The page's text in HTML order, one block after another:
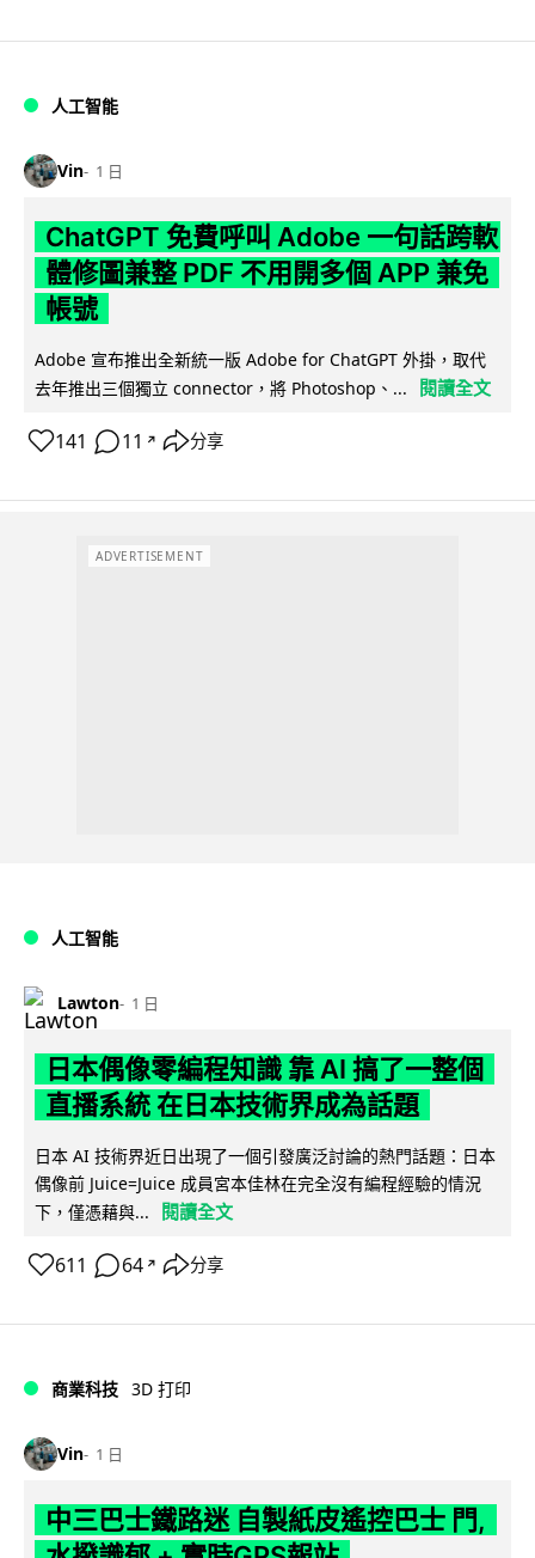
人工智能
Vin 1 日
ChatGPT 免費呼叫 Adobe 一句話跨軟
體修圖兼整 PDF 不用開多個 APP 兼免
帳號
Adobe 宣布推出全新統一版 Adobe for ChatGPT 外掛，取代
去年推出三個獨立 connector，將 Photoshop、...
閱讀全文
141 11 ↗ 分享
ADVERTISEMENT
人工智能
Lawton 1 日
日本偶像零編程知識 靠 AI 搞了一整個
直播系統 在日本技術界成為話題
日本 AI 技術界近日出現了一個引發廣泛討論的熱門話題：日本
偶像前 Juice=Juice 成員宮本佳林在完全沒有編程經驗的情況
下，僅憑藉與...
閱讀全文
611 64 ↗ 分享
商業科技 3D 打印
Vin 1 日
中三巴士鐵路迷 自製紙皮遙控巴士 門,